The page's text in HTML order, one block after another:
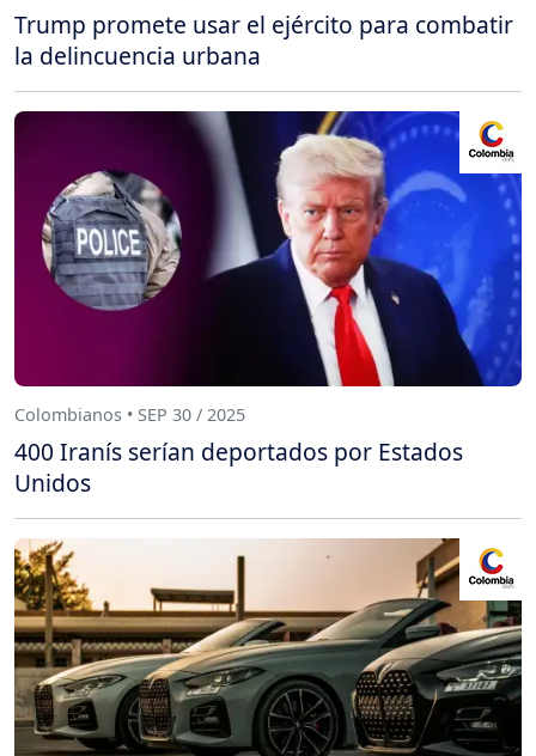
Trump promete usar el ejército para combatir
la delincuencia urbana
Colombianos • SEP 30 / 2025
400 Iranís serían deportados por Estados
Unidos